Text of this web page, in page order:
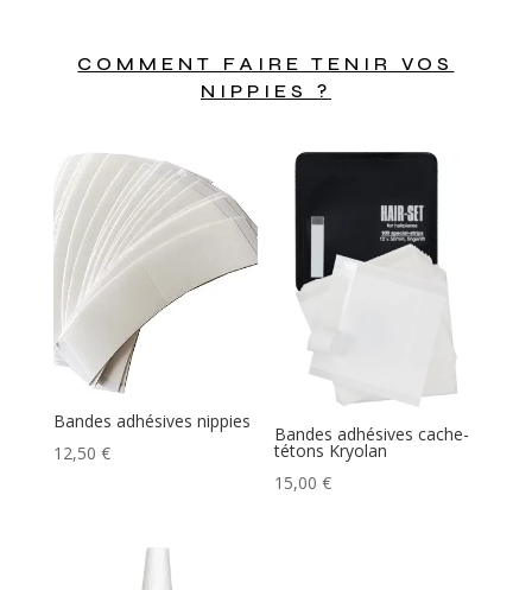
COMMENT FAIRE TENIR VOS
NIPPIES ?
Bandes adhésives nippies
12,50 €
Bandes adhésives cache-
tétons Kryolan
15,00€